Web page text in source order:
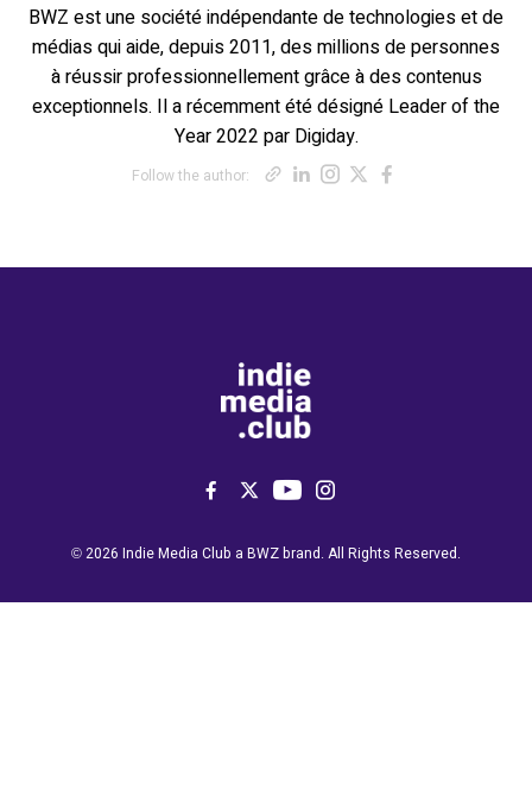
BWZ est une société indépendante de technologies et de
médias qui aide, depuis 2011, des millions de personnes
à réussir professionnellement grâce à des contenus
exceptionnels. Il a récemment été désigné Leader of the
Year 2022 par Digiday.
Follow the author: Opens new
Opens new
Opens new
Opens new
Like us on Facebook
Follow us on Twitter
Follow us on
Follow us on
© 2026 Indie Media Club a BWZOpens new window
brand. All Rights Reserved.